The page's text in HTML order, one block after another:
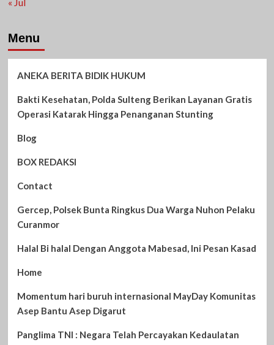
Menu
ANEKA BERITA BIDIK HUKUM
Bakti Kesehatan, Polda Sulteng Berikan Layanan Gratis
Operasi Katarak Hingga Penanganan Stunting
Blog
BOX REDAKSI
Contact
Gercep, Polsek Bunta Ringkus Dua Warga Nuhon Pelaku
Curanmor
Halal Bi halal Dengan Anggota Mabesad, Ini Pesan Kasad
Home
Momentum hari buruh internasional MayDay Komunitas
Asep Bantu Asep Digarut
Panglima TNI : Negara Telah Percayakan Kedaulatan